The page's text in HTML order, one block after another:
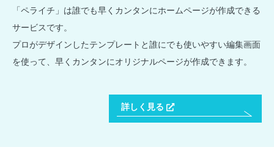
「ペライチ」は誰でも早くカンタンにホームページが作成できる
サービスです。
プロがデザインしたテンプレートと誰にでも使いやすい編集画面
を使って、早くカンタンにオリジナルページが作成できます。
詳しく見る